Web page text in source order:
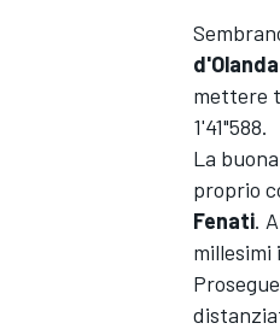
WRC
d'Olanda
mettere
1'41"588.
La
proprio
Fenati.
millesimi